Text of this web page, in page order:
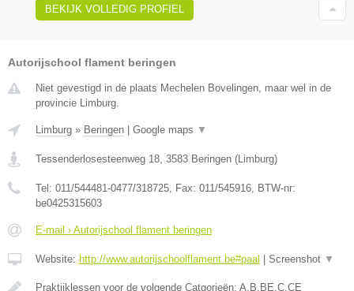
BEKIJK VOLLEDIG PROFIEL
Autorijschool flament beringen
Niet gevestigd in de plaats Mechelen Bovelingen, maar wel in de
provincie Limburg.
Limburg » Beringen Google maps ▼
Tessenderlosesteenweg 18, 3583 Beringen (Limburg)
Tel: 011/544481-0477/318725, Fax: 011/545916, BTW-nr:
be0425315603
E-mail › Autorijschool flament beringen
Website: http://www.autorijschoolflament.be#paal Screenshot ▼
Praktijklessen voor de volgende Catgorieën: A,B,BE,C,CE